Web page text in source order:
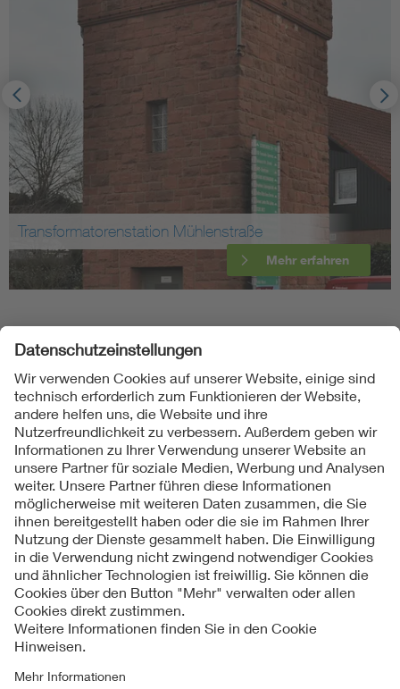
Transformatorenstation Mühlenstraße
Mehr erfahren
Folgen Sie uns
Kontakte
Service
Impressum
Datenschutzinformationen
Cookie Hinweise